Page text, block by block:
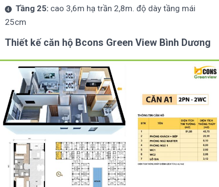
Tầng 25: cao 3,6m hạ trần 2,8m. độ dày tầng mái
25cm
Thiết kế căn hộ Bcons Green View Bình Dương